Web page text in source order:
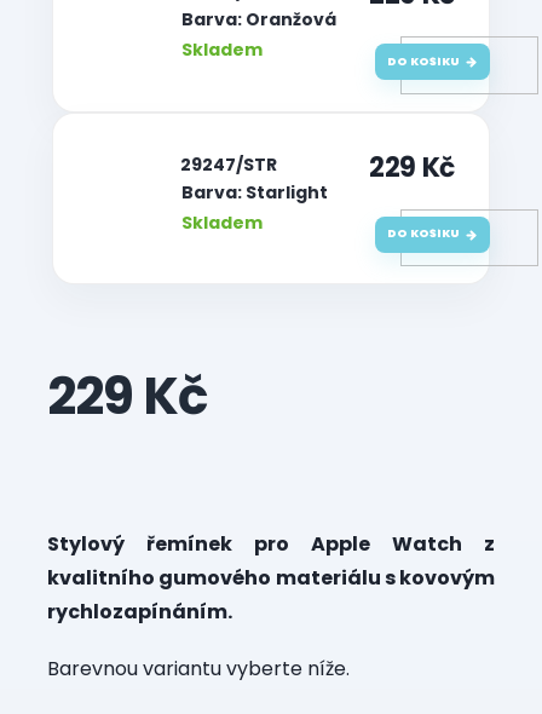
Barva: Oranžová
Skladem
DO KOŠÍKU
Barva: Starlight
Skladem
| 29247/STR 229 Kč
DO KOŠÍKU
229 Kč
Stylový řemínek pro Apple Watch z
kvalitního gumového materiálu s kovovým
rychlozapínáním.
Barevnou variantu vyberte níže.